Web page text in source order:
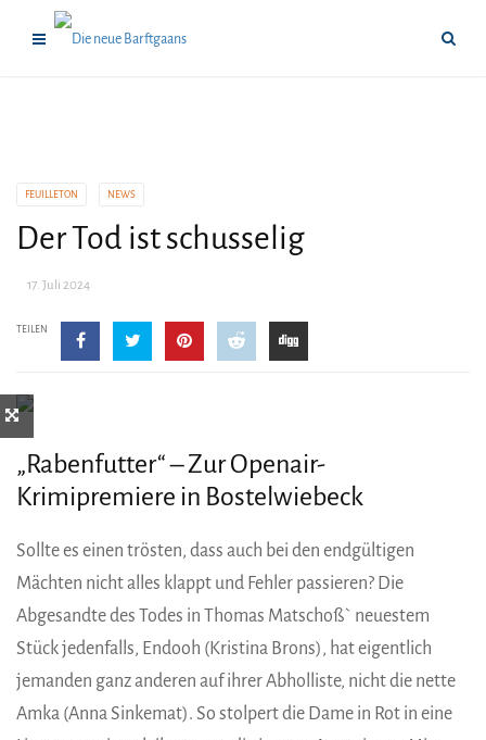
FEUILLETON NEWS
Der Tod ist schusselig
17. Juli 2024
TEILEN
„Rabenfutter“ – Zur Openair-
Krimipremiere in Bostelwiebeck
Sollte es einen trösten, dass auch bei den endgültigen
Mächten nicht alles klappt und Fehler passieren? Die
Abgesandte des Todes in Thomas Matschoß` neuestem
Stück jedenfalls, Endooh (Kristina Brons), hat eigentlich
jemanden ganz anderen auf ihrer Abholliste, nicht die nette
Amka (Anna Sinkemat). So stolpert die Dame in Rot in eine